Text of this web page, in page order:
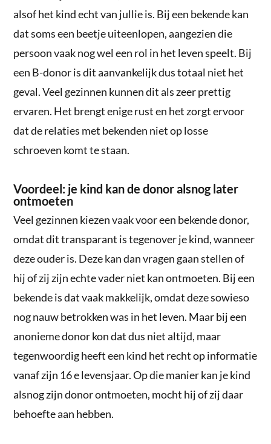
alsof het kind echt van jullie is. Bij een bekende kan
dat soms een beetje uiteenlopen, aangezien die
persoon vaak nog wel een rol in het leven speelt. Bij
een B-donor is dit aanvankelijk dus totaal niet het
geval. Veel gezinnen kunnen dit als zeer prettig
ervaren. Het brengt enige rust en het zorgt ervoor
dat de relaties met bekenden niet op losse
schroeven komt te staan.
Voordeel: je kind kan de donor alsnog later
ontmoeten
Veel gezinnen kiezen vaak voor een bekende donor,
omdat dit transparant is tegenover je kind, wanneer
deze ouder is. Deze kan dan vragen gaan stellen of
hij of zij zijn echte vader niet kan ontmoeten. Bij een
bekende is dat vaak makkelijk, omdat deze sowieso
nog nauw betrokken was in het leven. Maar bij een
anonieme donor kon dat dus niet altijd, maar
tegenwoordig heeft een kind het recht op informatie
vanaf zijn 16 e levensjaar. Op die manier kan je kind
alsnog zijn donor ontmoeten, mocht hij of zij daar
behoefte aan hebben.